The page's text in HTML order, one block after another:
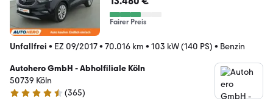
Fairer Preis
Unfallfrei • EZ 09/2017• 70.016 km • 103 kW (140 PS) • Benzin
Autohero GmbH - Abholfiliale Köln
50739 Köln
4.6 Sterne
(365)